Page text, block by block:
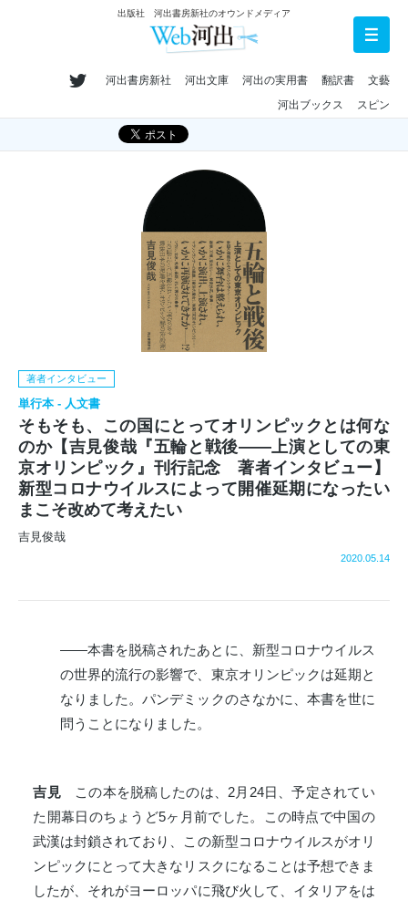
出版社 河出書房新社のオウンドメディア
河出書房新社 河出文庫 河出の実用書 翻訳書
文藝
河出ブックス
スピン
著者インタビュー
単行本 - 人文書
そもそも、この国にとってオリンピックとは何な
のか【吉見俊哉『五輪と戦後――上演としての東
京オリンピック』刊行記念 著者インタビュー】
新型コロナウイルスによって開催延期になったい
まこそ改めて考えたい
吉見俊哉
2020.05.14
――本書を脱稿されたあとに、新型コロナウイルス
の世界的流行の影響で、東京オリンピックは延期と
なりました。パンデミックのさなかに、本書を世に
問うことになりました。
吉見この本を脱稿したのは、2月24日、予定されてい
た開幕日のちょうど5ヶ月前でした。この時点で中国の
武漢は封鎖されており、この新型コロナウイルスがオリ
ンピックにとって大きなリスクになることは予想できま
したが、それがヨーロッパに飛び火して、イタリアをは